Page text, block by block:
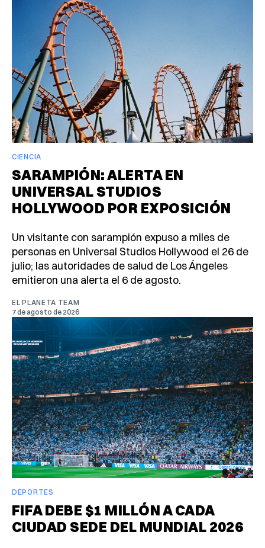
CIENCIA
SARAMPIÓN: ALERTA EN
UNIVERSAL STUDIOS
HOLLYWOOD POR EXPOSICIÓN
Un visitante con sarampión expuso a miles de
personas en Universal Studios Hollywood el 26 de
julio; las autoridades de salud de Los Ángeles
emitieron una alerta el 6 de agosto.
EL PLANETA TEAM
7 de agosto de 2026
DEPORTES
FIFA DEBE $1 MILLÓN A CADA
CIUDAD SEDE DEL MUNDIAL 2026